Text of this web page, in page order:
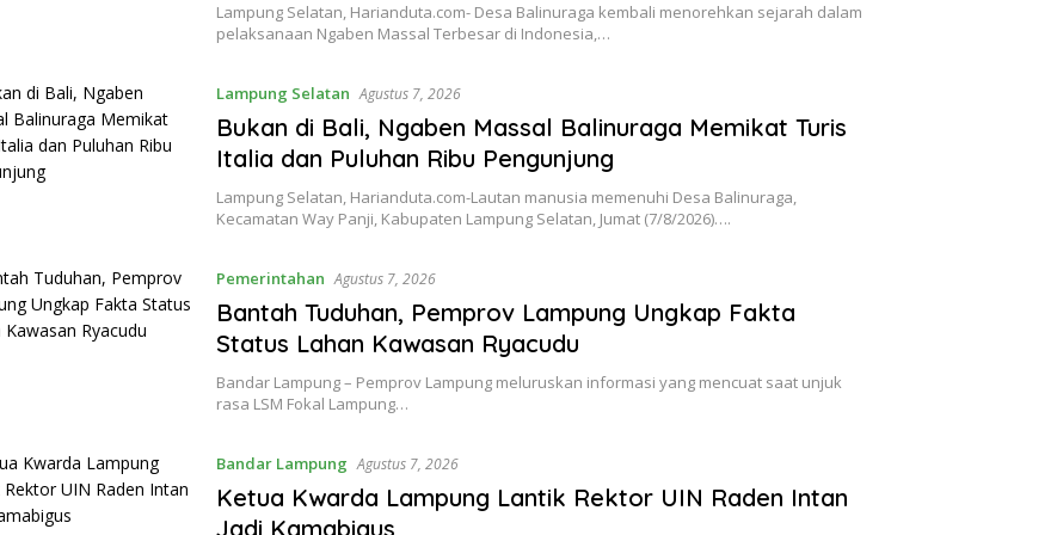
Lampung Selatan, Harianduta.com- Desa Balinuraga kembali menorehkan sejarah dalam
pelaksanaan Ngaben Massal Terbesar di Indonesia,…
Lampung Selatan Agustus 7, 2026
Bukan di Bali, Ngaben Massal Balinuraga Memikat Turis
Italia dan Puluhan Ribu Pengunjung
Lampung Selatan, Harianduta.com-Lautan manusia memenuhi Desa Balinuraga,
Kecamatan Way Panji, Kabupaten Lampung Selatan, Jumat (7/8/2026)….
Pemerintahan Agustus 7, 2026
Bantah Tuduhan, Pemprov Lampung Ungkap Fakta
Status Lahan Kawasan Ryacudu
Bandar Lampung – Pemprov Lampung meluruskan informasi yang mencuat saat unjuk
rasa LSM Fokal Lampung…
Bandar Lampung Agustus 7, 2026
Ketua Kwarda Lampung Lantik Rektor UIN Raden Intan
Jadi Kamabigus